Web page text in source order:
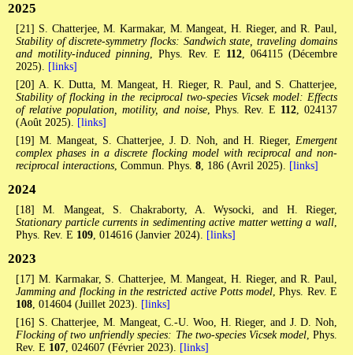
2025
[21] S. Chatterjee, M. Karmakar, M. Mangeat, H. Rieger, and R. Paul,
Stability of discrete-symmetry flocks: Sandwich state, traveling domains
and motility-induced pinning, Phys. Rev. E 112, 064115 (Décembre
2025). [links]
[20] A. K. Dutta, M. Mangeat, H. Rieger, R. Paul, and S. Chatterjee,
Stability of flocking in the reciprocal two-species Vicsek model: Effects
of relative population, motility, and noise, Phys. Rev. E 112, 024137
(Août 2025). [links]
[19] M. Mangeat, S. Chatterjee, J. D. Noh, and H. Rieger, Emergent
complex phases in a discrete flocking model with reciprocal and non-
reciprocal interactions, Commun. Phys.8, 186 (Avril 2025). [links]
2024
[18] M. Mangeat, S. Chakraborty, A. Wysocki, and H. Rieger,
Stationary particle currents in sedimenting active matter wetting a wall,
Phys. Rev. E 109, 014616 (Janvier 2024). [links]
2023
[17] M. Karmakar, S. Chatterjee, M. Mangeat, H. Rieger, and R. Paul,
Jamming and flocking in the restricted active Potts model, Phys. Rev. E
108, 014604 (Juillet 2023). [links]
[16] S. Chatterjee, M. Mangeat, C.-U. Woo, H. Rieger, and J. D. Noh,
Flocking of two unfriendly species: The two-species Vicsek model, Phys.
Rev. E 107, 024607 (Février 2023). [links]